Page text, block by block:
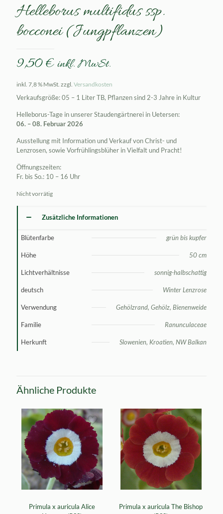
Helleborus multifidus ssp.
bocconei (Jungpflanzen)
9,50€ inkl. MwSt.
inkl. 7,8 % MwSt. zzgl. Versandkosten
Verkaufsgröße: 05 – 1 Liter TB, Pflanzen sind 2-3 Jahre in Kultur
Helleborus-Tage in unserer Staudengärtnerei in Uetersen:
06. – 08. Februar 2026
Ausstellung mit Information und Verkauf von Christ- und
Lenzrosen, sowie Vorfrühlingsblüher in Vielfalt und Pracht!
Öffnungszeiten:
Fr. bis So.: 10 – 16 Uhr
Nicht vorrätig
Zusätzliche Informationen
Blütenfarbe grün bis kupfer
Höhe 50 cm
Lichtverhältnisse sonnig-halbschattig
deutsch Winter Lenzrose
Verwendung Gehölzrand, Gehölz, Bienenweide
Familie Ranunculaceae
Herkunft Slowenien, Kroatien, NW Balkan
Ähnliche Produkte
Primula x auricula Alice
Primula x auricula The Bishop